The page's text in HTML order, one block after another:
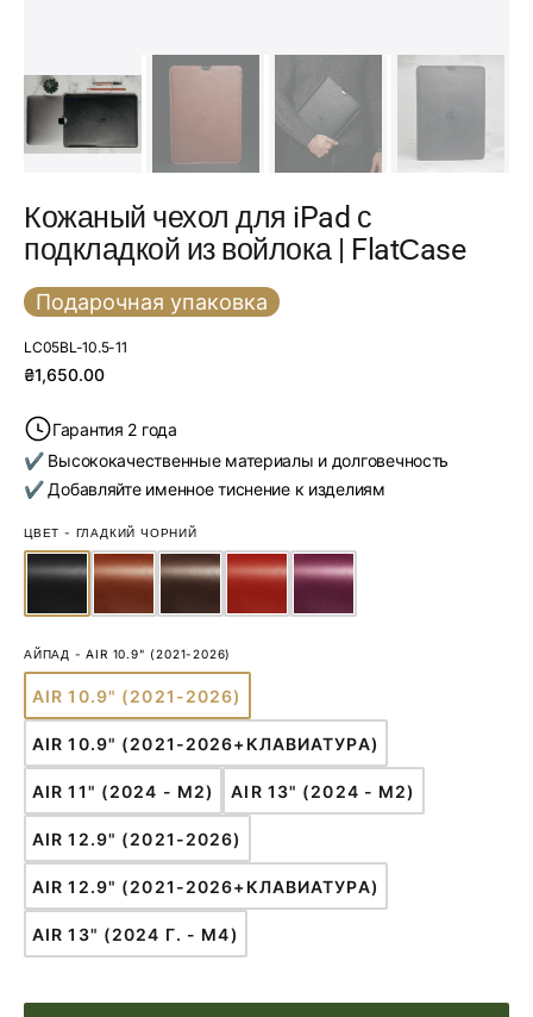
Кожаный чехол для iPad с
подкладкой из войлока | FlatСase
Подарочная упаковка
Артикул:
LC05BL-10.5-11
Обычная
₴1,650.00
Гарантия 2 года
✔ Высококачественные материалы и долговечность
✔ Добавляйте именное тиснение к изделиям
ЦВЕТ - ГЛАДКИЙ ЧОРНИЙ
АЙПАД -AIR 10.9" (2021-2026)
AIR 10.9" (2021-2026)
ВАРИАНТ
ПРОДАН
ИЛИ
НЕДОСТУПЕН
AIR 10.9" (2021-2026+КЛАВИАТУРА)
ВАРИАНТ
ПРОДАН
ИЛИ
НЕДОСТУПЕН
AIR 11" (2024 - M2)
ВАРИАНТ
ПРОДАН
ИЛИ
НЕДОСТУПЕН
AIR 13" (2024 - M2)
ВАРИАНТ
НЕДОСТУПЕН
AIR 12.9" (2021-2026)
ВАРИАНТ
ПРОДАН
ИЛИ
НЕДОСТУПЕН
AIR 12.9" (2021-2026+КЛАВИАТУРА)
ВАРИАНТ
ПРОДАН
ИЛИ
НЕДОСТУПЕН
AIR 13" (2024 Г. - M4)
ВАРИАНТ